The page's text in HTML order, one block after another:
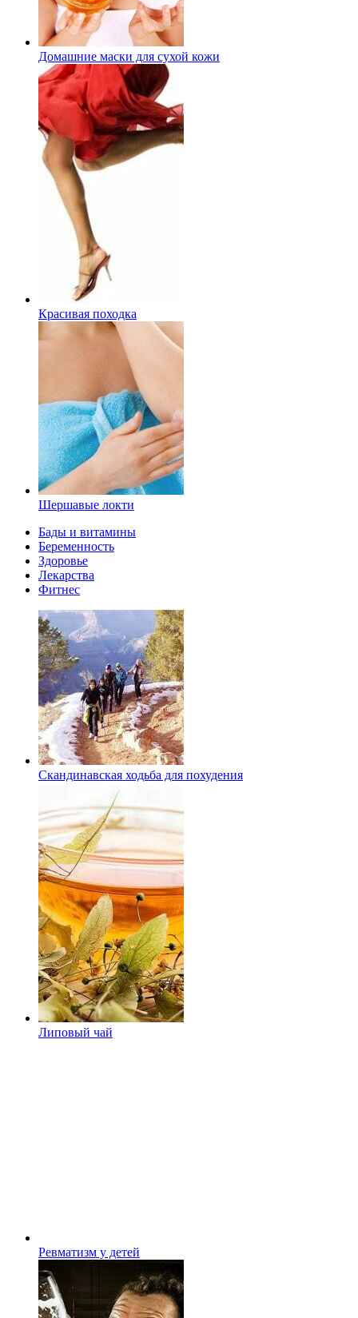
Домашние маски для сухой кожи
Красивая походка
Шершавые локти
Бады и витамины
Беременность
Здоровье
Лекарства
Фитнес
Скандинавская ходьба для похудения
Липовый чай
Ревматизм у детей